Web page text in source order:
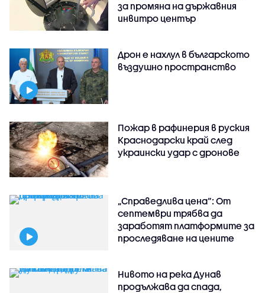
за промяна на държавния
инвитро център
Дрон е нахлул в българското
въздушно пространство
Пожар в рафинерия в руския
Краснодарски край след
украински удар с дронове
„Справедлива цена“: От
септември трябва да
заработят платформите за
проследяване на цените
Нивото на река Дунав
продължава да спада,